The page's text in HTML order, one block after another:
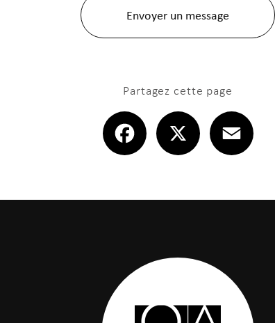
Envoyer un message
Partagez cette page
Facebook